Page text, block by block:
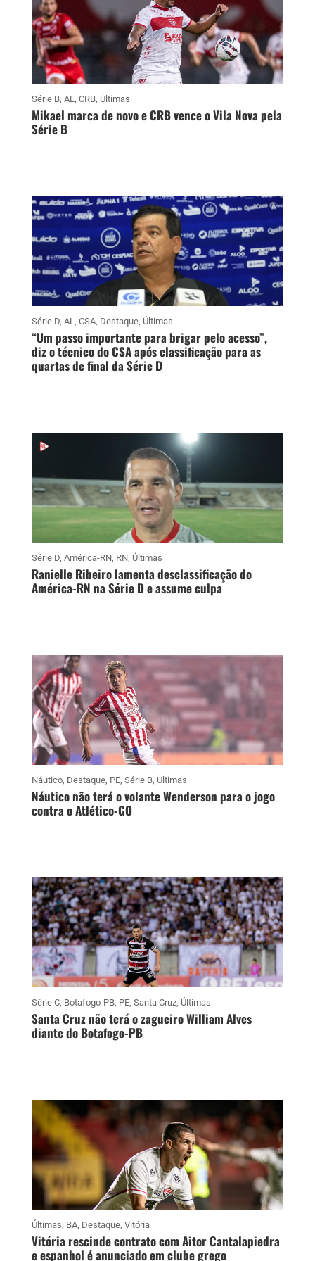
Série B, AL, CRB, Últimas
Mikael marca de novo e CRB vence o Vila Nova pela
Série B
Série D, AL, CSA, Destaque, Últimas
“Um passo importante para brigar pelo acesso”,
diz o técnico do CSA após classificação para as
quartas de final da Série D
Série D, América-RN, RN, Últimas
Ranielle Ribeiro lamenta desclassificação do
América-RN na Série D e assume culpa
Náutico, Destaque, PE, Série B, Últimas
Náutico não terá o volante Wenderson para o jogo
contra o Atlético-GO
Série C, Botafogo-PB, PE, Santa Cruz, Últimas
Santa Cruz não terá o zagueiro William Alves
diante do Botafogo-PB
Últimas, BA, Destaque, Vitória
Vitória rescinde contrato com Aitor Cantalapiedra
e espanhol é anunciado em clube grego